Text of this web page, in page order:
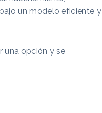
un modelo eficiente y
una opción y se